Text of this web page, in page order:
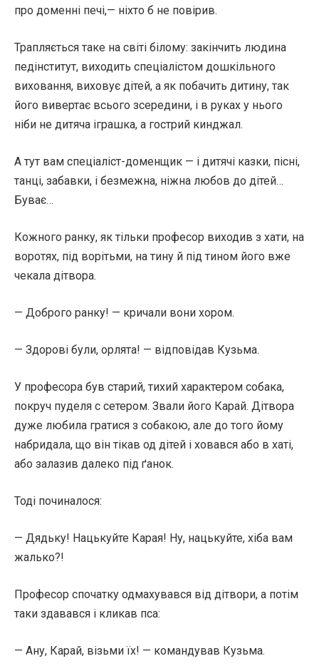
про доменні печі,— ніхто б не повірив.
Трапляється таке на світі білому: закінчить людина
педінститут, виходить спеціалістом дошкільного
виховання, виховує дітей, а як побачить дитину, так
його вивертає всього зсередини, і в руках у нього
ніби не дитяча іграшка, а гострий кинджал.
А тут вам спеціаліст-доменщик — і дитячі казки, пісні,
танці, забавки, і безмежна, ніжна любов до дітей…
Буває…
Кожного ранку, як тільки професор виходив з хати, на
воротях, під ворітьми, на тину й під тином його вже
чекала дітвора.
— Доброго ранку! — кричали вони хором.
— Здорові були, орлята! — відповідав Кузьма.
У професора був старий, тихий характером собака,
покруч пуделя с сетером. Звали його Карай. Дітвора
дуже любила гратися з собакою, але до того йому
набридала, що він тікав од дітей і ховався або в хаті,
або залазив далеко під ґанок.
Тоді починалося:
— Дядьку! Нацькуйте Карая! Ну, нацькуйте, хіба вам
жалько?!
Професор спочатку одмахувався від дітвори, а потім
таки здавався і кликав пса:
— Ану, Карай, візьми їх! — командував Кузьма.